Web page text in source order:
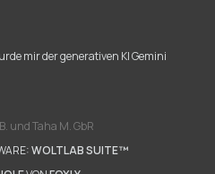
mir der generativen KI Gemini
und Taha M. GbR
WOLTLAB SUITE™